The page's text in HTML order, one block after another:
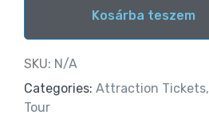
Kosárba teszem
SKU: N/A
Categories: Attraction Tickets,
Tour